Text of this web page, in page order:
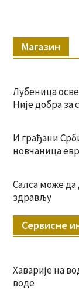
Магазин
Лубеница
Није добра за
И грађани
новчаница
Салса може
здрављу
Сервисне
Хаварије на
воде